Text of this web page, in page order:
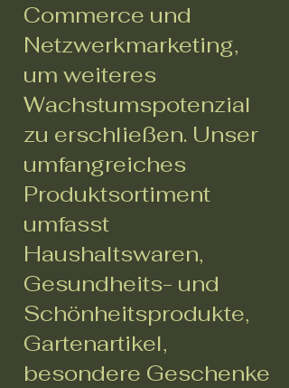
Commerce und
Netzwerkmarketing,
um weiteres
Wachstumspotenzial
zu erschließen. Unser
umfangreiches
Produktsortiment
umfasst
Haushaltswaren,
Gesundheits- und
Schönheitsprodukte,
Gartenartikel,
besondere Geschenke